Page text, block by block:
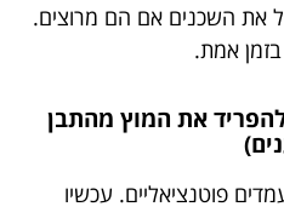
את השכנים אם הם מרוצים.
אמת.
– להפריד את המוץ מהתבן
פוטנציאליים. עכשיו